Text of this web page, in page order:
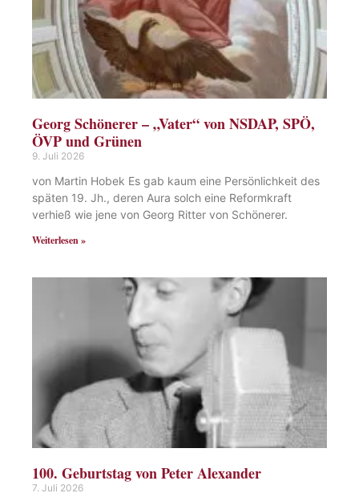
Georg Schönerer – „Vater“ von NSDAP, SPÖ,
ÖVP und Grünen
9. Juli 2026
von Martin Hobek Es gab kaum eine Persönlichkeit des
späten 19. Jh., deren Aura solch eine Reformkraft
verhieß wie jene von Georg Ritter von Schönerer.
Weiterlesen »
100. Geburtstag von Peter Alexander
7. Juli 2026